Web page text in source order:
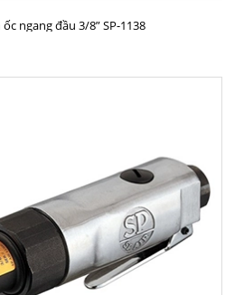
MUA HÀNG
ngang đầu 3/8” SP-1138